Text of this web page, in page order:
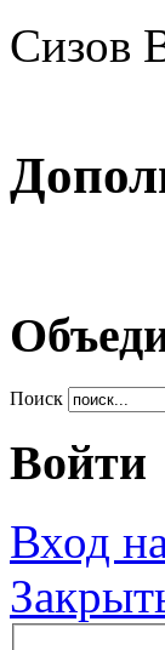
Сизов
Поиск
Войти
Вход